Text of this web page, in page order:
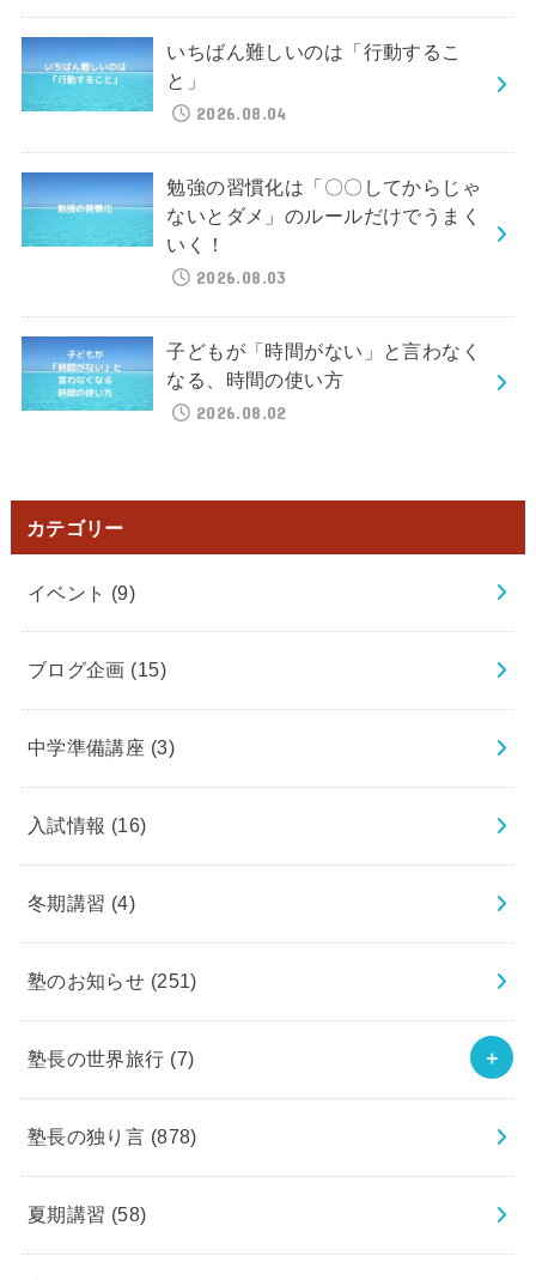
いちばん難しいのは「行動するこ
と」
2026.08.04
勉強の習慣化は「〇〇してからじゃ
ないとダメ」のルールだけでうまく
いく！
2026.08.03
子どもが「時間がない」と言わなく
なる、時間の使い方
2026.08.02
カテゴリー
イベント (9)
ブログ企画 (15)
中学準備講座 (3)
入試情報 (16)
冬期講習 (4)
塾のお知らせ (251)
塾長の世界旅行 (7)
塾長の独り言 (878)
夏期講習 (58)